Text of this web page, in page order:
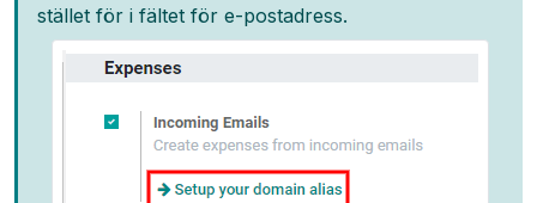
stället för i fältet för e-postadress.